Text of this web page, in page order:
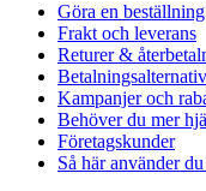
Göra en beställning
Frakt och leverans
Returer &
Betalningsalternativ
Kampanjer och
Behöver du mer
Företagskunder
Så här använder